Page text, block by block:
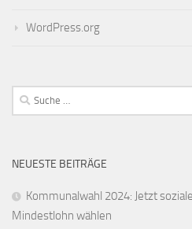
WordPress.org
Suche
nach:
NEUESTE BEITRÄGE
Kommunalwahl 2024: Jetzt
Mindestlohn wählen